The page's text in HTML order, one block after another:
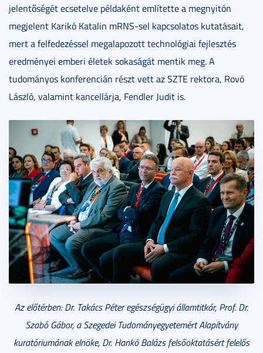
jelentőségét ecsetelve példaként említette a megnyitón
megjelent Karikó Katalin mRNS-sel kapcsolatos kutatásait,
mert a felfedezéssel megalapozott technológiai fejlesztés
eredményei emberi életek sokaságát mentik meg. A
tudományos konferencián részt vett az SZTE rektora, Rovó
László, valamint kancellárja, Fendler Judit is.
Az előtérben: Dr. Takács Péter egészségügyi államtitkár, Prof. Dr.
Szabó Gábor, a Szegedei Tudományegyetemért Alapítvány
kuratóriumának elnöke, Dr. Hankó Balázs felsőoktatásért felelős